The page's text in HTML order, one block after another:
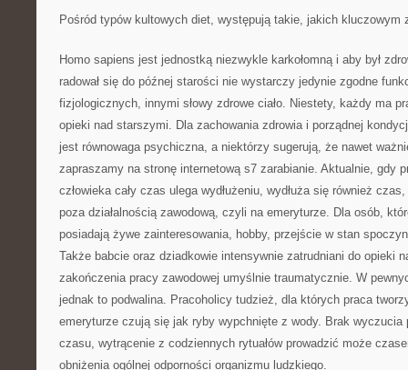
Pośród typów kultowych diet, występują takie, jakich kluczowym
Homo sapiens jest jednostką niezwykle karkołomną i aby był
radował się do późnej starości nie wystarczy jedynie zgodne
fizjologicznych, innymi słowy zdrowe ciało. Niestety, każdy ma
opieki nad starszymi. Dla zachowania zdrowia i porządnej
jest równowaga psychiczna, a niektórzy sugerują, że nawet
zapraszamy na stronę internetową s7 zarabianie. Aktualnie, gdy
człowieka cały czas ulega wydłużeniu, wydłuża się również
poza działalnością zawodową, czyli na emeryturze. Dla osób,
posiadają żywe zainteresowania, hobby, przejście w stan
Także babcie oraz dziadkowie intensywnie zatrudniani do opieki
zakończenia pracy zawodowej umyślnie traumatycznie. W
jednak to podwalina. Pracoholicy tudzież, dla których praca
emeryturze czują się jak ryby wypchnięte z wody. Brak wyczucia
czasu, wytrącenie z codziennych rytuałów prowadzić może
obniżenia ogólnej odporności organizmu ludzkiego.